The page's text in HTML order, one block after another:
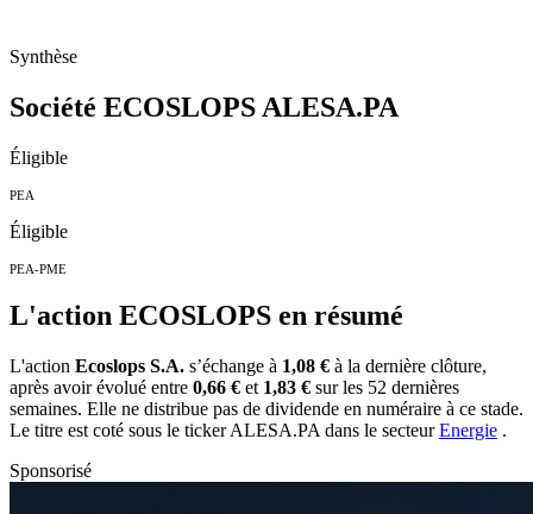
Synthèse
Société ECOSLOPS ALESA.PA
Éligible
PEA
Éligible
PEA-PME
L'action ECOSLOPS en résumé
L'action Ecoslops S.A. s’échange à 1,08 € à la dernière clôture,
après avoir évolué entre 0,66 € et 1,83 € sur les 52 dernières
semaines. Elle ne distribue pas de dividende en numéraire à ce stade.
Le titre est coté sous le tickerALESA.PA dans le secteurEnergie .
Sponsorisé